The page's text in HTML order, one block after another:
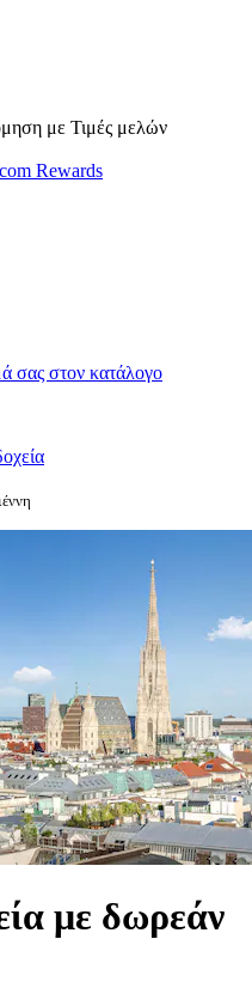
με Τιμές μελών
Rewards
σας στον κατάλογο
με δωρεάν